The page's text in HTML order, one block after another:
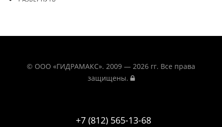
© ООО «ГИДРАМАКС». 2009 — 2026 гг. Все права
защищены.
+7 (812) 565-13-68